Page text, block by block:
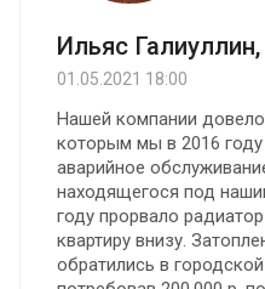
Ильяс
01.05.2021 18:00
Нашей компании
которым мы в 2016
аварийное
находящегося под
году прорвало
квартиру внизу.
обратились в